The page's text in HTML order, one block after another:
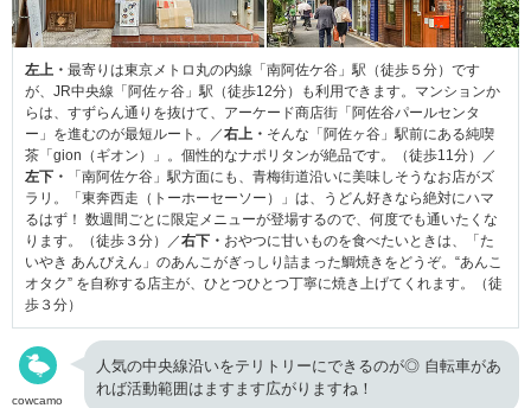
左上・ 最寄りは東京メトロ丸の内線「南阿佐ケ谷」駅（徒歩５分）です
が、JR中央線「阿佐ヶ谷」駅（徒歩12分）も利用できます。マンションか
らは、すずらん通りを抜けて、アーケード商店街「阿佐谷パールセンタ
ー」を進むのが最短ルート。／右上・ そんな「阿佐ヶ谷」駅前にある純喫
茶「gion（ギオン）」。個性的なナポリタンが絶品です。（徒歩11分）／
左下・
「南阿佐ケ谷」駅方面にも、青梅街道沿いに美味しそうなお店がズ
ラリ。「東奔西走（トーホーセーソー）」は、うどん好きなら絶対にハマ
るはず！ 数週間ごとに限定メニューが登場するので、何度でも通いたくな
ります。（徒歩３分）／右下・ おやつに甘いものを食べたいときは、「た
いやき あんびえん」のあんこがぎっしり詰まった鯛焼きをどうぞ。“あんこ
オタク” を自称する店主が、ひとつひとつ丁寧に焼き上げてくれます。（徒
歩３分）
cowcamo
人気の中央線沿いをテリトリーにできるのが◎ 自転車があ
れば活動範囲はますます広がりますね！